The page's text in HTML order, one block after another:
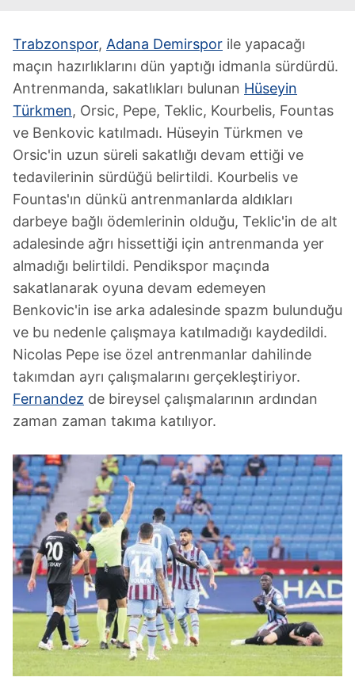
Trabzonspor, Adana Demirspor ile yapacağı
maçın hazırlıklarını dün yaptığı idmanla sürdürdü.
Antrenmanda, sakatlıkları bulunan Hüseyin
Türkmen, Orsic, Pepe, Teklic, Kourbelis, Fountas
ve Benkovic katılmadı. Hüseyin Türkmen ve
Orsic'in uzun süreli sakatlığı devam ettiği ve
tedavilerinin sürdüğü belirtildi. Kourbelis ve
Fountas'ın dünkü antrenmanlarda aldıkları
darbeye bağlı ödemlerinin olduğu, Teklic'in de alt
adalesinde ağrı hissettiği için antrenmanda yer
almadığı belirtildi. Pendikspor maçında
sakatlanarak oyuna devam edemeyen
Benkovic'in ise arka adalesinde spazm bulunduğu
ve bu nedenle çalışmaya katılmadığı kaydedildi.
Nicolas Pepe ise özel antrenmanlar dahilinde
takımdan ayrı çalışmalarını gerçekleştiriyor.
Fernandez de bireysel çalışmalarının ardından
zaman zaman takıma katılıyor.